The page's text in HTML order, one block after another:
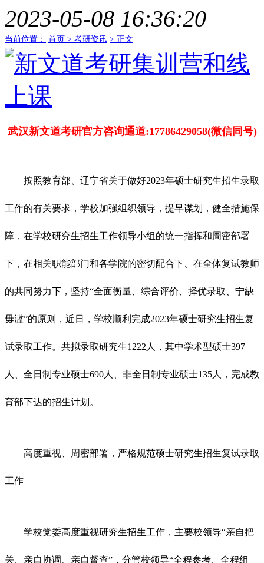
2023-05-08 16:36:20
当前位置： 首页 > 考研资讯 > 正文
武汉新文道考研官方咨询通道:17786429058(微信同号)
按照教育部、辽宁省关于做好2023年硕士研究生招生录取
工作的有关要求，学校加强组织领导，提早谋划，健全措施保
障，在学校研究生招生工作领导小组的统一指挥和周密部署
下，在相关职能部门和各学院的密切配合下、在全体复试教师
的共同努力下，坚持“全面衡量、综合评价、择优录取、宁缺
毋滥”的原则，近日，学校顺利完成2023年硕士研究生招生复
试录取工作。共拟录取研究生1222人，其中学术型硕士397
人、全日制专业硕士690人、非全日制专业硕士135人，完成教
育部下达的招生计划。
高度重视、周密部署，严格规范硕士研究生招生复试录取
工作
学校党委高度重视研究生招生工作，主要校领导“亲自把
关、亲自协调、亲自督查”，分管校领导“全程参考、全程组